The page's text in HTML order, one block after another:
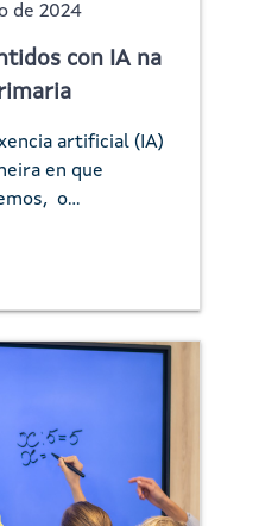
de 2024
con IA na
artificial (IA)
en que
o…